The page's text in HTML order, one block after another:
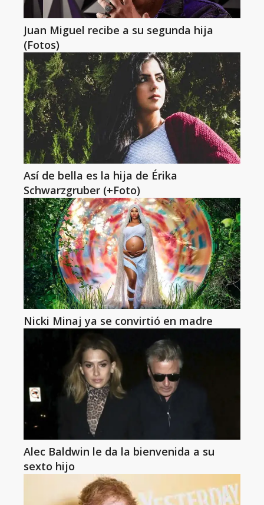
Juan Miguel recibe a su segunda hija
(Fotos)
Así de bella es la hija de Érika
Schwarzgruber (+Foto)
Nicki Minaj ya se convirtió en madre
Alec Baldwin le da la bienvenida a su
sexto hijo